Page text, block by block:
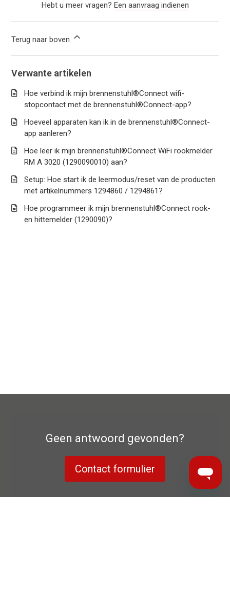
Hebt u meer vragen? Een aanvraag indienen
Terug naar boven
Verwante artikelen
Hoe verbind ik mijn brennenstuhl®Connect wifi-
stopcontact met de brennenstuhl®Connect-app?
Hoeveel apparaten kan ik in de brennenstuhl®Connect-
app aanleren?
Hoe leer ik mijn brennenstuhl®Connect WiFi rookmelder
RM A 3020 (1290090010) aan?
Setup: Hoe start ik de leermodus/reset van de producten
met artikelnummers 1294860 / 1294861?
Hoe programmeer ik mijn brennenstuhl®Connect rook-
en hittemelder (1290090)?
Geen antwoord gevonden?
Contact formulier